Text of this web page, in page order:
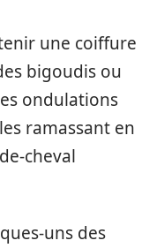
une coiffure
bigoudis ou
ondulations
ramassant en
cheval
uns des